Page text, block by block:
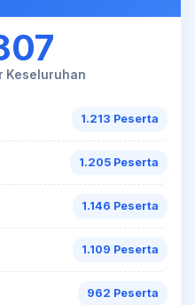
Keseluruhan
1.213 Peserta
1.205 Peserta
1.146 Peserta
1.109 Peserta
962 Peserta